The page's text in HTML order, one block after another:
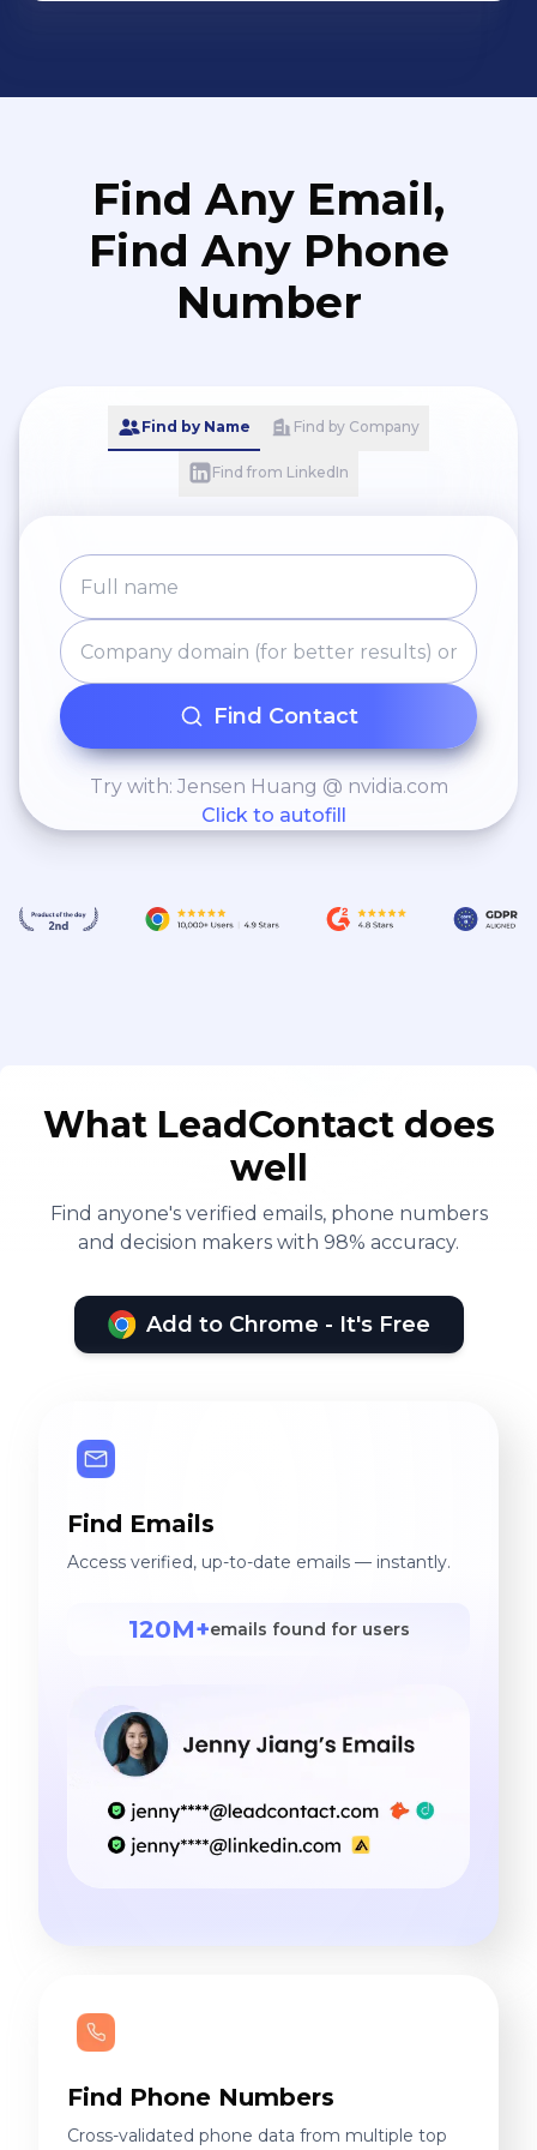
Find Any Email,
Find Any Phone
Number
Find by Name Find by Company
Find from LinkedIn
Find Contact
Try with: Jensen Huang @ nvidia.com
Click to autofill
What LeadContact does
well
Find anyone's verified emails, phone numbers
and decision makers with 98% accuracy.
Add to Chrome - It's Free
Find Emails
Access verified, up-to-date emails — instantly.
120M+emails found for users
Find Phone Numbers
Cross-validated phone data from multiple top